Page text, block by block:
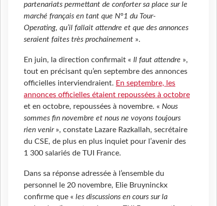
partenariats permettant de conforter sa place sur le
marché français en tant que N°1 du Tour-
Operating, qu’il fallait attendre et que des annonces
seraient faites très prochainement ».
En juin, la direction confirmait « Il faut attendre »,
tout en précisant qu’en septembre des annonces
officielles interviendraient. En septembre, les
annonces officielles étaient repoussées à octobre
et en octobre, repoussées à novembre. « Nous
sommes fin novembre et nous ne voyons toujours
rien venir», constate Lazare Razkallah, secrétaire
du CSE, de plus en plus inquiet pour l’avenir des
1 300 salariés de TUI France.
Dans sa réponse adressée à l’ensemble du
personnel le 20 novembre, Elie Bruyninckx
confirme que « les discussions en cours sur la